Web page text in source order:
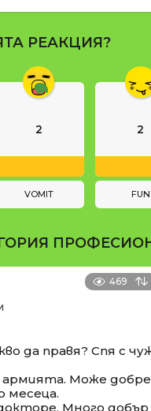
РЕАКЦИЯ?
2
VOMIT
2
FUN
469
да правя? Спя с
Може добре
месеца.
Много